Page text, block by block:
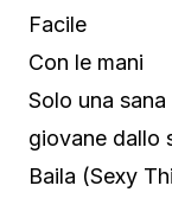
Facile
Con le mani
Solo una
giovane dallo
Baila (Sexy